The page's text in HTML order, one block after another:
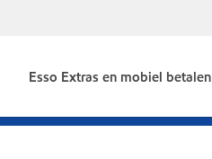
Esso Extras en mobiel betalen